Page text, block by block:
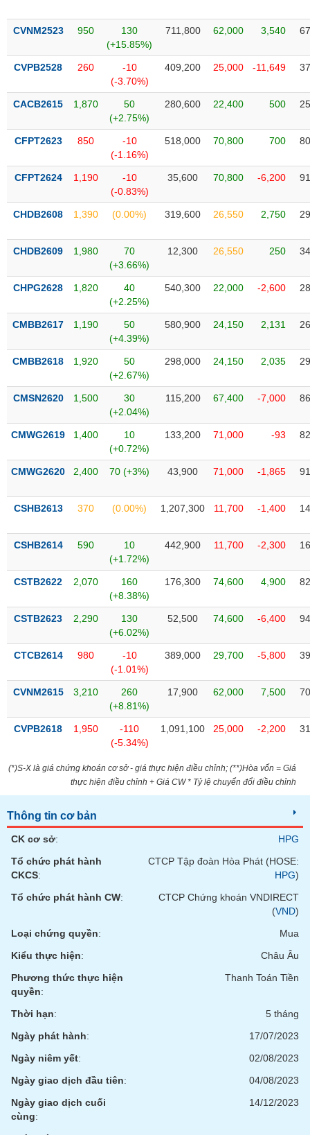
CVNM2523 950
130
(+15.85%)
711,800 62,000 3,540
CVPB2528 260
-10
(-3.70%)
409,200 25,000 -11,649
CACB2615 1,870
50
(+2.75%)
280,600 22,400 500
CFPT2623 850
-10
(-1.16%)
518,000 70,800 700
CFPT2624 1,190
-10
(-0.83%)
35,600 70,800 -6,200
CHDB2608 1,390 (0.00%) 319,600 26,550 2,750
CHDB2609 1,980
70
(+3.66%)
12,300 26,550 250
CHPG2628 1,820
40
(+2.25%)
540,300 22,000 -2,600
CMBB2617 1,190
50
(+4.39%)
580,900 24,150 2,131
CMBB2618 1,920
50
(+2.67%)
298,000 24,150 2,035
CMSN2620 1,500
30
(+2.04%)
115,200 67,400 -7,000
CMWG2619 1,400
10
(+0.72%)
133,200 71,000 -93
CMWG2620 2,400 70 (+3%) 43,900 71,000 -1,865
CSHB2613 370 (0.00%) 1,207,300 11,700 -1,400
CSHB2614 590
10
(+1.72%)
442,900 11,700 -2,300
CSTB2622 2,070
160
(+8.38%)
176,300 74,600 4,900
CSTB2623 2,290
130
(+6.02%)
52,500 74,600 -6,400
CTCB2614 980
-10
(-1.01%)
389,000 29,700 -5,800
CVNM2615 3,210
260
(+8.81%)
17,900 62,000 7,500
CVPB2618 1,950
-110
(-5.34%)
1,091,100 25,000 -2,200
(*)S-X là giá chứng khoán cơ sở - giá thực hiện điều chỉnh; (**)Hòa vốn = Giá
thực hiện điều chỉnh + Giá CW * Tỷ lệ chuyển đổi điều chỉnh
Thông tin cơ bản
CK cơ sở:
HPG
Tổ chức phát hành
CKCS:
CTCP Tập đoàn Hòa Phát (HOSE:
HPG)
Tổ chức phát hành CW:
CTCP Chứng khoán VNDIRECT
(VND)
Loại chứng quyền:
Mua
Kiểu thực hiện:
Châu Âu
Phương thức thực hiện
quyền:
Thanh Toán Tiền
Thời hạn:
5 tháng
Ngày phát hành:
17/07/2023
Ngày niêm yết:
02/08/2023
Ngày giao dịch đầu tiên:
04/08/2023
Ngày giao dịch cuối
cùng:
14/12/2023
Tin
tức
của
giả
(-)
phân
tích
Thuật
ngữ
vụ
(-)
tạo
Công
đầu
tư
Truyền
tài
chính
Dữ
liệu
tài
chính